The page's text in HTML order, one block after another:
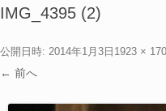
IMG_4395 (2)
公開日時: 2014年1月3日 1923 ×
← 前へ